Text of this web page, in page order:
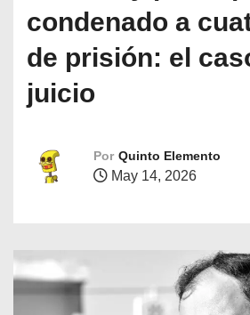
condenado a
de prisión: el
juicio
Por Quinto Elemento
May 14, 2026